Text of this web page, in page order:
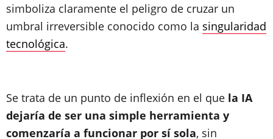
simboliza claramente el peligro de cruzar un
umbral irreversible conocido como la singularidad
tecnológica.
Se trata de un punto de inflexión en el que la IA
dejaría de ser una simple herramienta y
comenzaría a funcionar por sí sola, sin